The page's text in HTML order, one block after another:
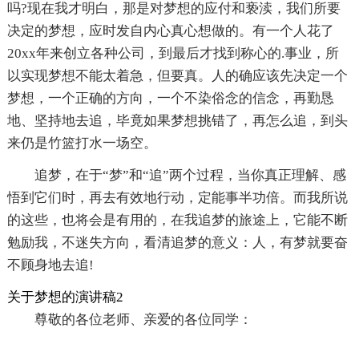
吗?现在我才明白，那是对梦想的应付和亵渎，我们所要
决定的梦想，应时发自内心真心想做的。有一个人花了
20xx年来创立各种公司，到最后才找到称心的.事业，所
以实现梦想不能太着急，但要真。人的确应该先决定一个
梦想，一个正确的方向，一个不染俗念的信念，再勤恳
地、坚持地去追，毕竟如果梦想挑错了，再怎么追，到头
来仍是竹篮打水一场空。
追梦，在于“梦”和“追”两个过程，当你真正理解、感
悟到它们时，再去有效地行动，定能事半功倍。而我所说
的这些，也将会是有用的，在我追梦的旅途上，它能不断
勉励我，不迷失方向，看清追梦的意义：人，有梦就要奋
不顾身地去追!
关于梦想的演讲稿2
尊敬的各位老师、亲爱的各位同学：